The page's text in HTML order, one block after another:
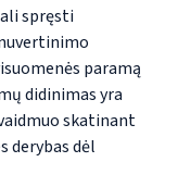
spręsti
paramą
didinimas yra
skatinant
derybas dėl